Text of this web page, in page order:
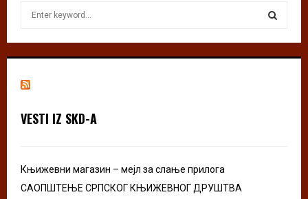
h
r
S
VESTI IZ SKD-A
Књижевни магазин – мејл за слање прилога
САОПШТЕЊЕ СРПСКОГ КЊИЖЕВНОГ ДРУШТВА